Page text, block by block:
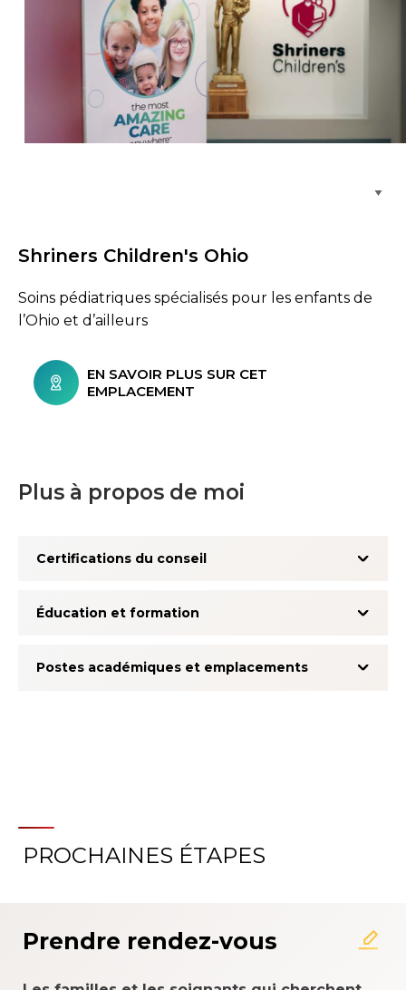
Shriners Children's Ohio
Soins pédiatriques spécialisés pour les enfants de
l’Ohio et d’ailleurs
EN SAVOIR PLUS SUR CET
EMPLACEMENT
Plus à propos de moi
Certifications du conseil
Éducation et formation
Postes académiques et emplacements
À propos du système
PROCHAINES ÉTAPES
Prendre rendez-vous